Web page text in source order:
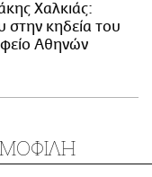
Χαλκιάς:
στην κηδεία του
Αθηνών